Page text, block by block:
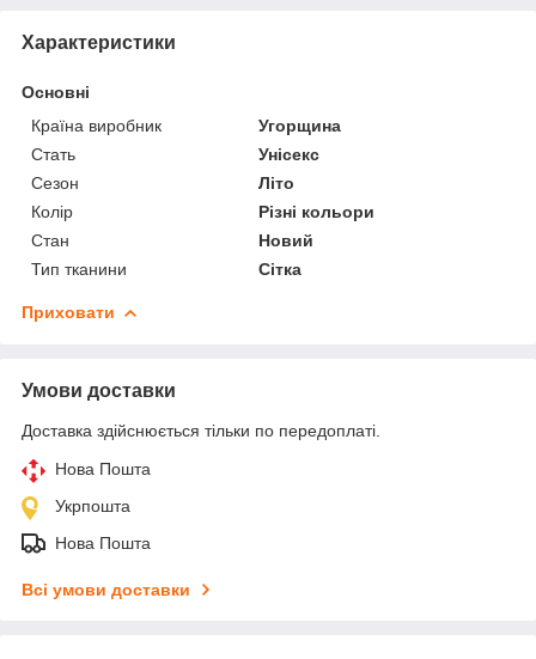
Характеристики
Основні
Країна виробник
Угорщина
Стать
Унісекс
Сезон
Літо
Колір
Різні кольори
Стан
Новий
Тип тканини
Сітка
Приховати
Умови доставки
Доставка здійснюється тільки по передоплаті.
Нова Пошта
Укрпошта
Нова Пошта
Всі умови доставки